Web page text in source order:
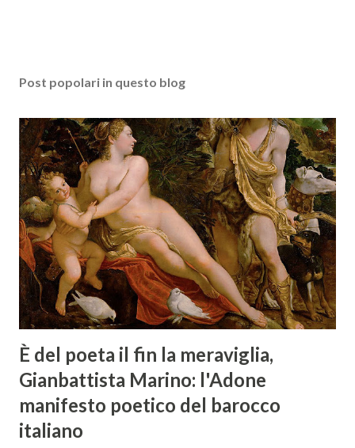
Post popolari in questo blog
È del poeta il fin la meraviglia,
Gianbattista Marino: l'Adone
manifesto poetico del barocco
italiano